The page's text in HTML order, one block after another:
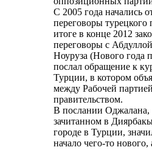
С 2005 года начались
переговоры
итоге в конце 2012
переговоры с
Ноуруза (Нового года
послал обращение к
Турции, в котором
между Рабочей
правительством.
В послании
зачитанном в
городе в Турции,
начало чего-то